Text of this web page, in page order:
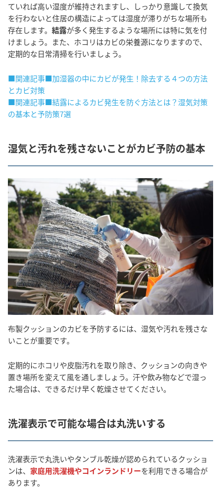
ていれば高い湿度が維持されますし、しっかり意識して換気
を行わないと住居の構造によっては湿度が滞りがちな場所も
存在します。 結露が多く発生するような場所には特に気を付
けましょう。また、ホコリはカビの栄養源になりますので、
定期的な日常清掃を行いましょう。
■関連記事■加湿器の中にカビが発生！除去する４つの方法
とカビ対策
■関連記事■結露によるカビ発生を防ぐ方法とは？湿気対策
の基本と予防策7選
湿気と汚れを残さないことがカビ予防の基本
布製クッションのカビを予防するには、湿気や汚れを残さな
いことが重要です。
定期的にホコリや皮脂汚れを取り除き、クッションの向きや
置き場所を変えて風を通しましょう。汗や飲み物などで湿っ
た場合は、できるだけ早く乾燥させてください。
洗濯表示で可能な場合は丸洗いする
洗濯表示で丸洗いやタンブル乾燥が認められているクッショ
ンは、 家庭用洗濯機やコインランドリーを利用できる場合が
あります。